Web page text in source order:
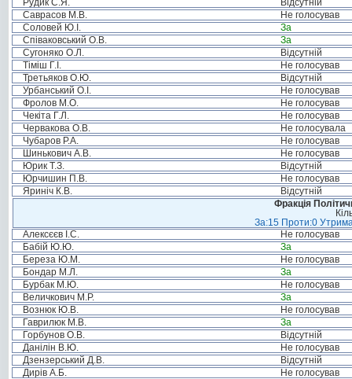
Рудик С.Я.
Відсутній
Саврасов М.В.
Не голосував
Соловей Ю.І.
За
Співаковський О.В.
За
Сугоняко О.Л.
Відсутній
Тіміш Г.І.
Не голосував
Третьяков О.Ю.
Відсутній
Урбанський О.І.
Не голосував
Фролов М.О.
Не голосував
Чекіта Г.Л.
Не голосував
Червакова О.В.
Не голосувала
Чубаров Р.А.
Не голосував
Шинькович А.В.
Не голосував
Юрик Т.З.
Відсутній
Юрчишин П.В.
Не голосував
Яриніч К.В.
Відсутній
Фракція
За:15 Проти:0
Алексєєв І.С.
Не голосував
Бабій Ю.Ю.
За
Береза Ю.М.
Не голосував
Бондар М.Л.
За
Бурбак М.Ю.
Не голосував
Величкович М.Р.
За
Вознюк Ю.В.
Не голосував
Гаврилюк М.В.
За
Горбунов О.В.
Відсутній
Данілін В.Ю.
Не голосував
Дзензерський Д.В.
Відсутній
Дирів А.Б.
Не голосував